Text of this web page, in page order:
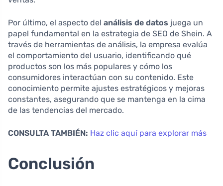
Por último, el aspecto del análisis de datos juega un
papel fundamental en la estrategia de SEO de Shein. A
través de herramientas de análisis, la empresa evalúa
el comportamiento del usuario, identificando qué
productos son los más populares y cómo los
consumidores interactúan con su contenido. Este
conocimiento permite ajustes estratégicos y mejoras
constantes, asegurando que se mantenga en la cima
de las tendencias del mercado.
CONSULTA TAMBIÉN: Haz clic aquí para explorar más
Conclusión